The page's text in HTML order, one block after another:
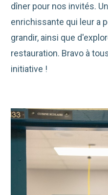
dîner pour nos invités.
enrichissante qui leur a
grandir, ainsi que
restauration. Bravo à
initiative !